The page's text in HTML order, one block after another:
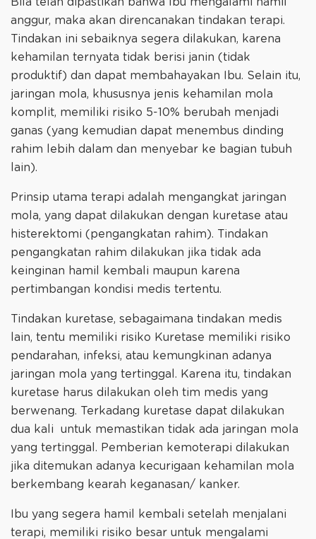
anggur, maka akan direncanakan tindakan terapi.
Tindakan ini sebaiknya segera dilakukan, karena
kehamilan ternyata tidak berisi janin (tidak
produktif) dan dapat membahayakan Ibu. Selain itu,
jaringan mola, khususnya jenis kehamilan mola
komplit, memiliki risiko 5-10% berubah menjadi
ganas (yang kemudian dapat menembus dinding
rahim lebih dalam dan menyebar ke bagian tubuh
lain).
Prinsip utama terapi adalah mengangkat jaringan
mola, yang dapat dilakukan dengan kuretase atau
histerektomi (pengangkatan rahim). Tindakan
pengangkatan rahim dilakukan jika tidak ada
keinginan hamil kembali maupun karena
pertimbangan kondisi medis tertentu.
Tindakan kuretase, sebagaimana tindakan medis
lain, tentu memiliki risiko Kuretase memiliki risiko
pendarahan, infeksi, atau kemungkinan adanya
jaringan mola yang tertinggal. Karena itu, tindakan
kuretase harus dilakukan oleh tim medis yang
berwenang. Terkadang kuretase dapat dilakukan
dua kali untuk memastikan tidak ada jaringan mola
yang tertinggal. Pemberian kemoterapi dilakukan
jika ditemukan adanya kecurigaan kehamilan mola
berkembang kearah keganasan/ kanker.
Ibu yang segera hamil kembali setelah menjalani
terapi, memiliki risiko besar untuk mengalami